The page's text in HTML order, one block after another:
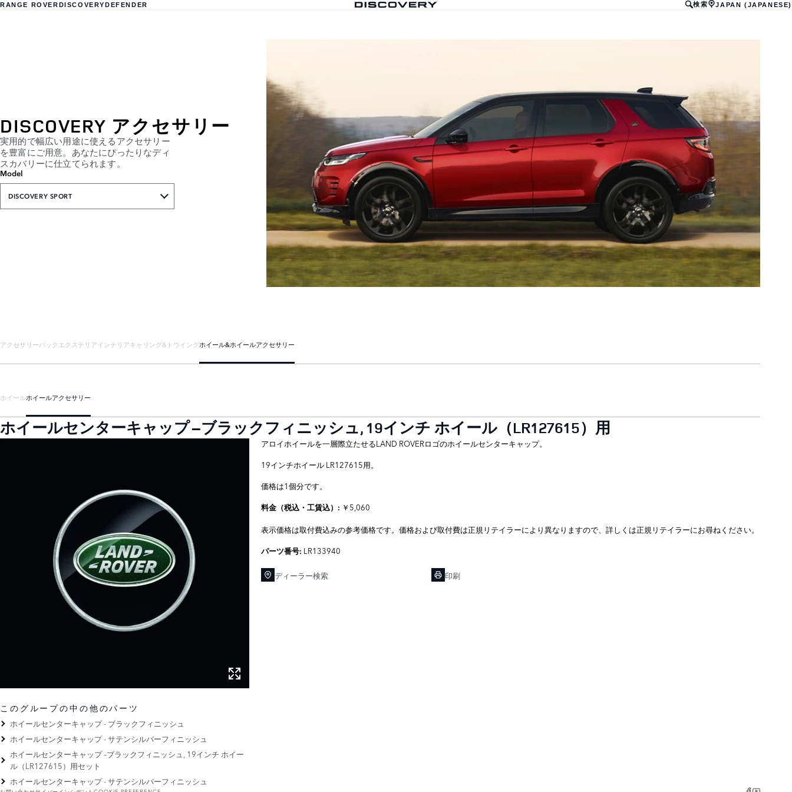
RANGE ROVERDISCOVERYDEFENDER 検索 JAPAN (JAPANESE)
DISCOVERY アクセサリー
実用的で幅広い用途に使えるアクセサリー
を豊富にご用意。あなたにぴったりなディ
スカバリーに仕立てられます。
Model
DISCOVERY SPORT
アクセサリーパック エクステリアインテリアキャリング&トウイングホイール&ホイールアクセサリー
ホイールホイールアクセサリー
ホイールセンターキャップ –ブラックフィニッシュ, 19インチ ホイール（LR127615）用
アロイホイールを一層際立たせるLAND ROVERロゴのホイールセンターキャップ。
19インチホイール LR127615用。
価格は1個分です。
料金（税込・工賃込）: ￥5,060
表示価格は取付費込みの参考価格です。価格および取付費は正規リテイラーにより異なりますので、詳しくは正規リテイラーにお尋ねください。
パーツ番号: LR133940
ディーラー検索 印刷
このグループの中の他のパーツ
ホイールセンターキャップ - ブラックフィニッシュ
ホイールセンターキャップ - サテンシルバーフィニッシュ
ホイールセンターキャップ –ブラックフィニッシュ, 19インチ ホイー
ル（LR127615）用セット
ホイールセンターキャップ - サテンシルバーフィニッシュ